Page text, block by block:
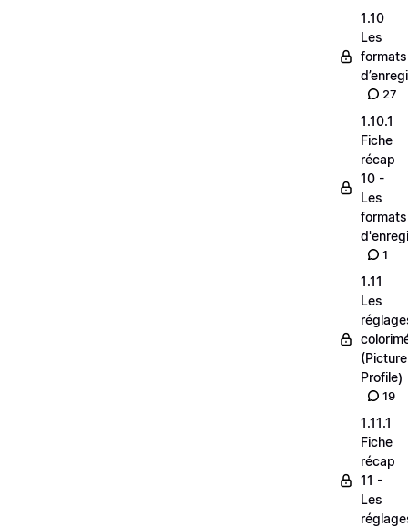
1.10
Les
formats
27
1.10.1
Fiche
récap
10 -
Les
formats
1
1.11
Les
(Picture
Profile)
19
1.11.1
Fiche
récap
11 -
Les